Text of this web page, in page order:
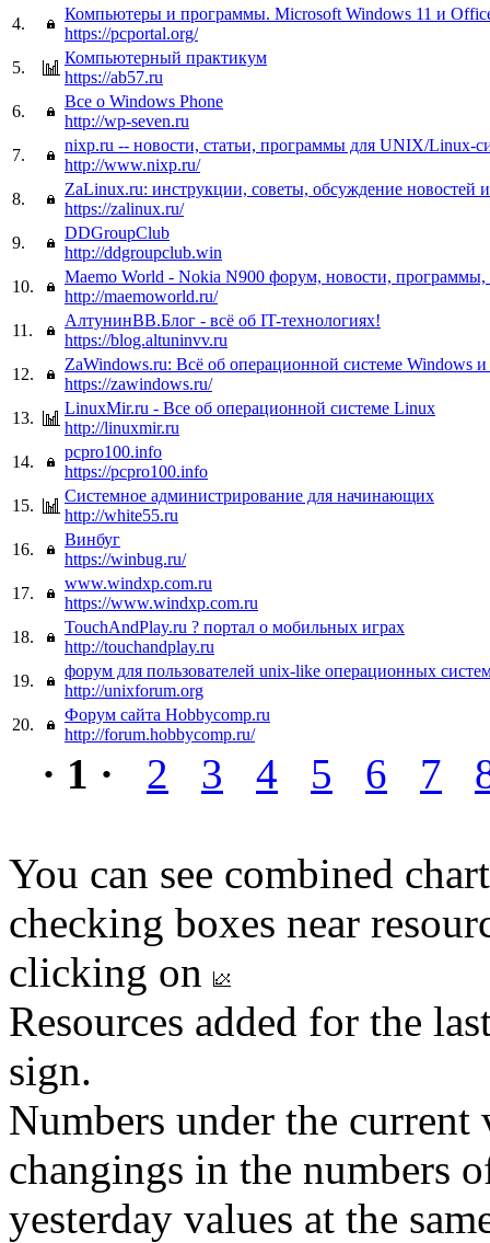
4.
Компьютеры и программы. Microsoft Windows 11 и
https://pcportal.org/
5.
Компьютерный практикум
https://ab57.ru
6.
Все о Windows Phone
http://wp-seven.ru
7.
nixp.ru -- новости, статьи, программы для UNIX/Linux-
http://www.nixp.ru/
8.
ZaLinux.ru: инструкции, советы, обсуждение новостей
https://zalinux.ru/
9.
DDGroupClub
http://ddgroupclub.win
10.
Maemo World - Nokia N900 форум, новости,
http://maemoworld.ru/
11.
АлтунинВВ.Блог - всё об IT-технологиях!
https://blog.altuninvv.ru
12.
ZaWindows.ru: Всё об операционной системе Windows
https://zawindows.ru/
13.
LinuxMir.ru - Все об операционной системе Linux
http://linuxmir.ru
14.
pcpro100.info
https://pcpro100.info
15.
Системное администрирование для начинающих
http://white55.ru
16.
Винбуг
https://winbug.ru/
17.
www.windxp.com.ru
https://www.windxp.com.ru
18.
TouchAndPlay.ru ? портал о мобильных играх
http://touchandplay.ru
19.
форум для пользователей unix-like операционных
http://unixforum.org
20.
Форум сайта Hobbycomp.ru
http://forum.hobbycomp.ru/
· 1 · 2 3 4 5 6 7
You can see combined
checking boxes near
clicking on
Resources added for the
sign.
Numbers under the
changings in the numbers
yesterday values at the